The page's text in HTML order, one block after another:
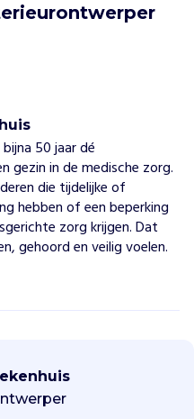
50 jaar dé
gezin in de medische zorg.
die tijdelijke of
hebben of een beperking
zorg krijgen. Dat
gehoord en veilig voelen.